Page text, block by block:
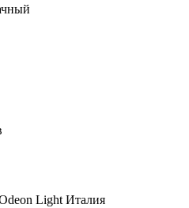
Light Италия